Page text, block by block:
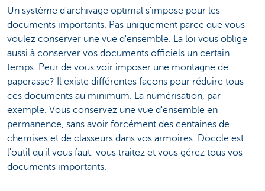
Un système d'archivage optimal s'impose pour les
documents importants. Pas uniquement parce que vous
voulez conserver une vue d'ensemble. La loi vous oblige
aussi à conserver vos documents officiels un certain
temps. Peur de vous voir imposer une montagne de
paperasse? Il existe différentes façons pour réduire tous
ces documents au minimum. La numérisation, par
exemple. Vous conservez une vue d'ensemble en
permanence, sans avoir forcément des centaines de
chemises et de classeurs dans vos armoires. Doccle est
l'outil qu'il vous faut: vous traitez et vous gérez tous vos
documents importants.